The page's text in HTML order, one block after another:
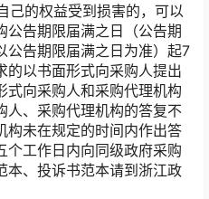
的权益受到损害的，可以
公告期限届满之日（公告期
公告期限届满之日为准）起7
的以书面形式向采购人提出
式向采购人和采购代理机构
人、采购代理机构的答复不
构未在规定的时间内作出答
个工作日内向同级政府采购
本、投诉书范本请到浙江政